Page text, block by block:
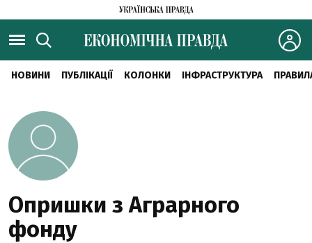
НОВИНИ ПУБЛІКАЦІЇ КОЛОНКИ ІНФРАСТРУКТУРА
Опришки з Аграрного
фонду